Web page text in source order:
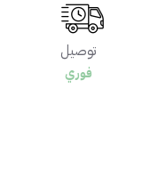
توصيل
فوري